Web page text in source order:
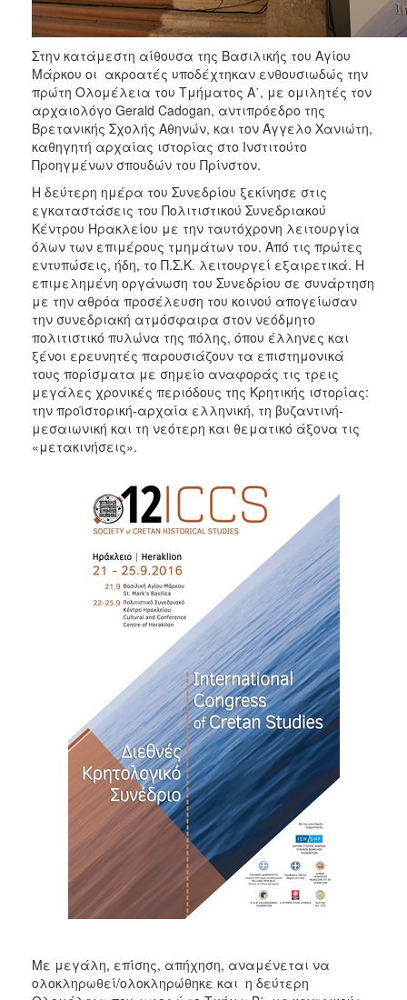
Στην κατάμεστη αίθουσα της Βασιλικής του Αγίου
Μάρκου οι ακροατές υποδέχτηκαν ενθουσιωδώς την
πρώτη Ολομέλεια του Τμήματος Α΄, με ομιλητές τον
αρχαιολόγο Gerald Cadogan, αντιπρόεδρο της
Βρετανικής Σχολής Αθηνών, και τον Άγγελο Χανιώτη,
καθηγητή αρχαίας ιστορίας στο Ινστιτούτο
Προηγμένων σπουδών του Πρίνστον.
Η δεύτερη ημέρα του Συνεδρίου ξεκίνησε στις
εγκαταστάσεις του Πολιτιστικού Συνεδριακού
Κέντρου Ηρακλείου με την ταυτόχρονη λειτουργία
όλων των επιμέρους τμημάτων του. Από τις πρώτες
εντυπώσεις, ήδη, το Π.Σ.Κ. λειτουργεί εξαιρετικά. Η
επιμελημένη οργάνωση του Συνεδρίου σε συνάρτηση
με την αθρόα προσέλευση του κοινού απογείωσαν
την συνεδριακή ατμόσφαιρα στον νεόδμητο
πολιτιστικό πυλώνα της πόλης, όπου έλληνες και
ξένοι ερευνητές παρουσιάζουν τα επιστημονικά
τους πορίσματα με σημείο αναφοράς τις τρεις
μεγάλες χρονικές περιόδους της Κρητικής ιστορίας:
την προϊστορική-αρχαία ελληνική, τη βυζαντινή-
μεσαιωνική και τη νεότερη και θεματικό άξονα τις
«μετακινήσεις».
Με μεγάλη, επίσης, απήχηση, αναμένεται να
ολοκληρωθεί/ολοκληρώθηκε και η δεύτερη